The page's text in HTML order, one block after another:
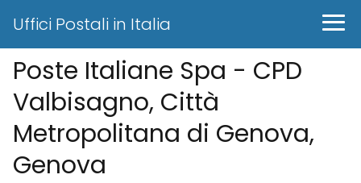
Uffici Postali in Italia
Poste Italiane Spa - CPD
Valbisagno, Città
Metropolitana di Genova,
Genova